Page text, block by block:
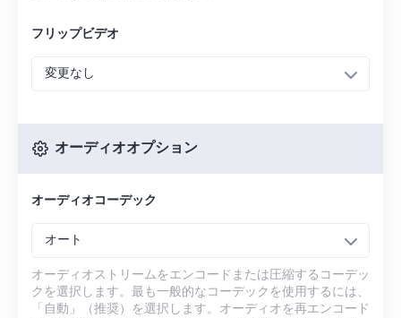
フリップビデオ
変更なし
オーディオオプション
オーディオコーデック
オート
オーディオストリームをエンコードまたは圧縮するコーデッ
クを選択します。最も一般的なコーデックを使用するには、
「自動」（推奨）を選択します。オーディオを再エンコード